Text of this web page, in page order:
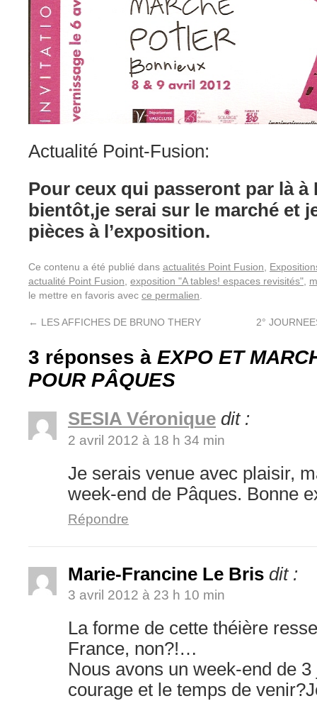
Actualité Point-Fusion:
Pour ceux qui passeront par là à
bientôt,je serai sur le marché et
pièces à l’exposition.
Ce contenu a été publié dans actualités Point Fusion,
actualité Point Fusion, exposition "A tables! espaces revisités",
le mettre en favoris avec ce permalien.
← LES AFFICHES DE BRUNO THERY 2°
3 réponses à EXPO ET
POUR PÂQUES
SESIA Véronique dit :
2 avril 2012 à 18 h 34 min
Je serais venue avec plaisir,
week-end de Pâques. Bonne
Répondre
Marie-Francine Le Bris dit :
3 avril 2012 à 23 h 10 min
La forme de cette théière
France, non?!…
Nous avons un week-end de
courage et le temps de